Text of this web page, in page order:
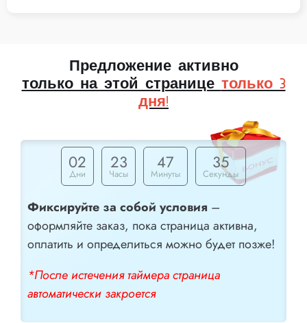
Предложение активно
только на этой странице только 3
дня!
02
Дни
23
Часы
47
Минуты
34
Секунды
Фиксируйте за собой условия –
оформляйте заказ, пока страница активна,
оплатить и определиться можно будет позже!
*После истечения таймера страница
автоматически закроется